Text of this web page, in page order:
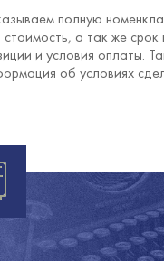
полную
стоимость, а так же
и условия оплаты.
об условиях